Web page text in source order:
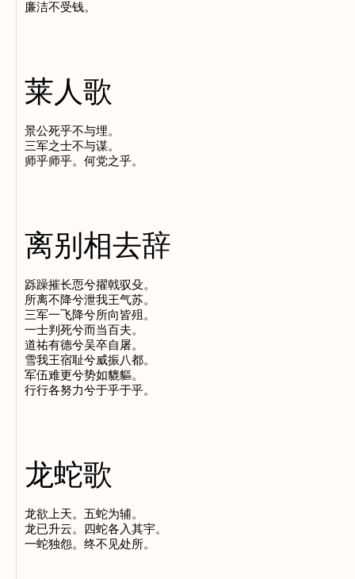
莱人歌
景公死乎不与埋。
三军之士不与谋。
离别相去辞
跞躁摧长恧兮擢戟驭殳。
所离不降兮泄我王气苏。
三军一飞降兮所向皆殂。
一士判死兮而当百夫。
道祐有德兮吴卒自屠。
雪我王宿耻兮威振八都。
军伍难更兮势如貔貙。
龙蛇歌
龙欲上天。五蛇为辅。
龙已升云。四蛇各入其宇。